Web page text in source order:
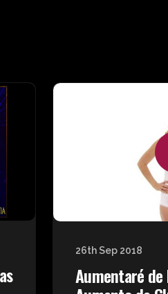
26th Sep 2018
Aumentaré de